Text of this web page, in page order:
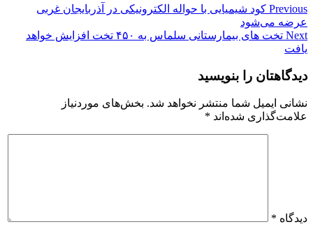
Post
navigation
Previous کود شیمیایی با حواله الکترونیکی در آذربایجان غربی
عرضه می‌شود
Next
تخت های بیمارستانی سلماس به ۴۵۰ تخت افزایش خواهد
یافت
دیدگاهتان را بنویسید
نشانی ایمیل شما منتشر نخواهد شد. بخش‌های موردنیاز
علامت‌گذاری شده‌اند *
دیدگاه *